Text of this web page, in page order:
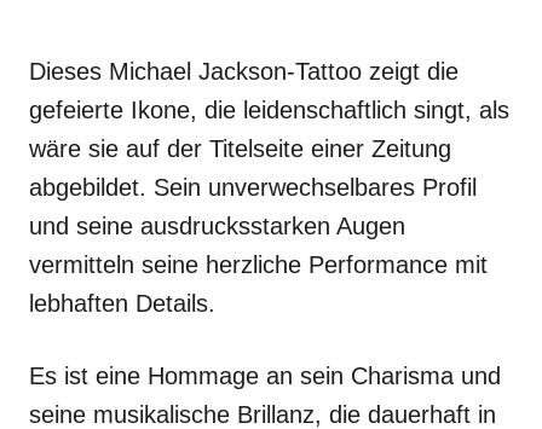
Dieses Michael Jackson-Tattoo zeigt die
gefeierte Ikone, die leidenschaftlich singt, als
wäre sie auf der Titelseite einer Zeitung
abgebildet. Sein unverwechselbares Profil
und seine ausdrucksstarken Augen
vermitteln seine herzliche Performance mit
lebhaften Details.
Es ist eine Hommage an sein Charisma und
seine musikalische Brillanz, die dauerhaft in